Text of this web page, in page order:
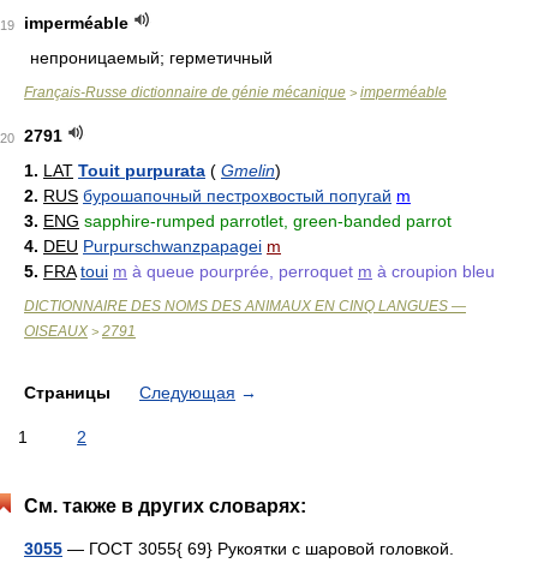
19
imperméable
непроницаемый; герметичный
Français-Russe dictionnaire de génie mécanique > imperméable
20
2791
1. LAT Touit purpurata ( Gmelin)
2. RUS бурошапочный пестрохвостый попугай m
3. ENG sapphire-rumped parrotlet, green-banded parrot
4. DEU Purpurschwanzpapagei m
5. FRA toui m à queue pourprée, perroquet m à croupion bleu
DICTIONNAIRE DES NOMS DES ANIMAUX EN CINQ LANGUES —
OISEAUX > 2791
Страницы Следующая →
1 2
См. также в других словарях:
3055 — ГОСТ 3055{ 69} Рукоятки с шаровой головкой.